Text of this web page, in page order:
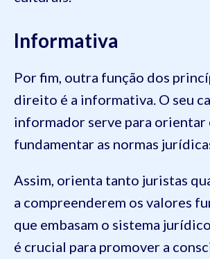
Informativa
Por fim, outra função dos
direito é a informativa. O seu
informador serve para orientar
fundamentar as normas
Assim, orienta tanto juristas
a compreenderem os valores
que embasam o sistema
é crucial para promover a